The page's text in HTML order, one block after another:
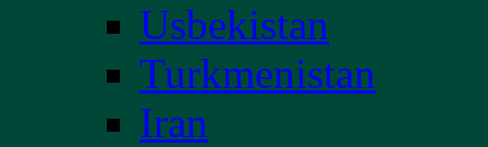
Usbekistan
Turkmenistan
Iran